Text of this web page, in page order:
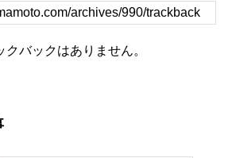
バックはありません。